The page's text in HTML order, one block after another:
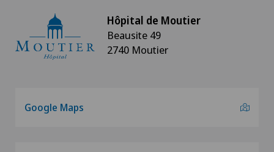
Hôpital de Moutier
Beausite 49
2740 Moutier
Google Maps